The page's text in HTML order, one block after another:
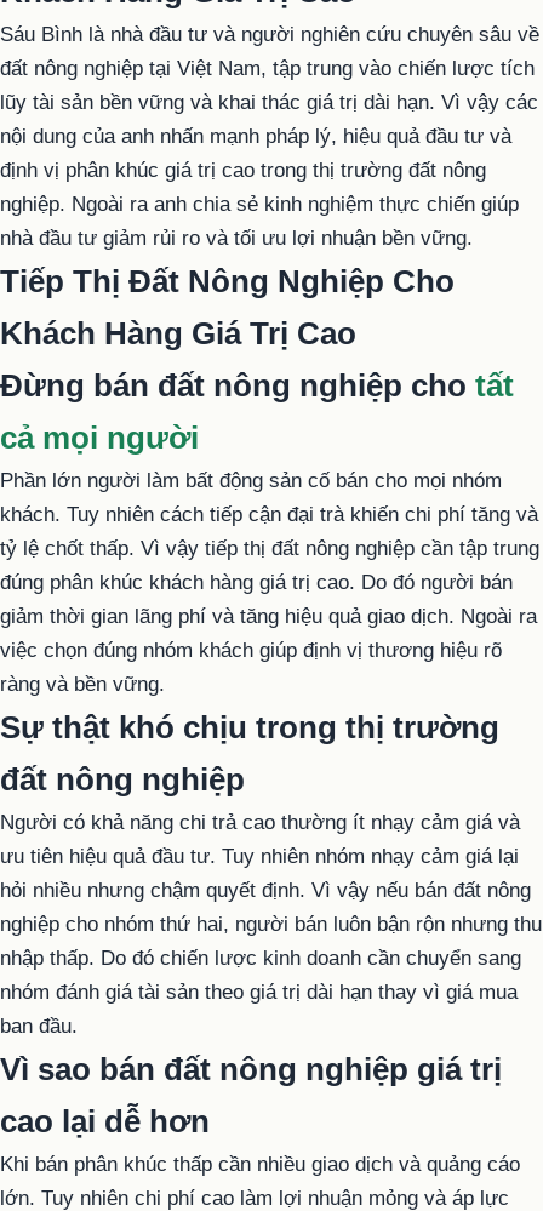
Sáu Bình là nhà đầu tư và người nghiên cứu chuyên sâu về
đất nông nghiệp tại Việt Nam, tập trung vào chiến lược tích
lũy tài sản bền vững và khai thác giá trị dài hạn. Vì vậy các
nội dung của anh nhấn mạnh pháp lý, hiệu quả đầu tư và
định vị phân khúc giá trị cao trong thị trường đất nông
nghiệp. Ngoài ra anh chia sẻ kinh nghiệm thực chiến giúp
nhà đầu tư giảm rủi ro và tối ưu lợi nhuận bền vững.
Tiếp Thị Đất Nông Nghiệp Cho
Khách Hàng Giá Trị Cao
Đừng bán đất nông nghiệp cho tất
cả mọi người
Phần lớn người làm bất động sản cố bán cho mọi nhóm
khách. Tuy nhiên cách tiếp cận đại trà khiến chi phí tăng và
tỷ lệ chốt thấp. Vì vậy tiếp thị đất nông nghiệp cần tập trung
đúng phân khúc khách hàng giá trị cao. Do đó người bán
giảm thời gian lãng phí và tăng hiệu quả giao dịch. Ngoài ra
việc chọn đúng nhóm khách giúp định vị thương hiệu rõ
ràng và bền vững.
Sự thật khó chịu trong thị trường
đất nông nghiệp
Người có khả năng chi trả cao thường ít nhạy cảm giá và
ưu tiên hiệu quả đầu tư. Tuy nhiên nhóm nhạy cảm giá lại
hỏi nhiều nhưng chậm quyết định. Vì vậy nếu bán đất nông
nghiệp cho nhóm thứ hai, người bán luôn bận rộn nhưng thu
nhập thấp. Do đó chiến lược kinh doanh cần chuyển sang
nhóm đánh giá tài sản theo giá trị dài hạn thay vì giá mua
ban đầu.
Vì sao bán đất nông nghiệp giá trị
cao lại dễ hơn
Khi bán phân khúc thấp cần nhiều giao dịch và quảng cáo
lớn. Tuy nhiên chi phí cao làm lợi nhuận mỏng và áp lực